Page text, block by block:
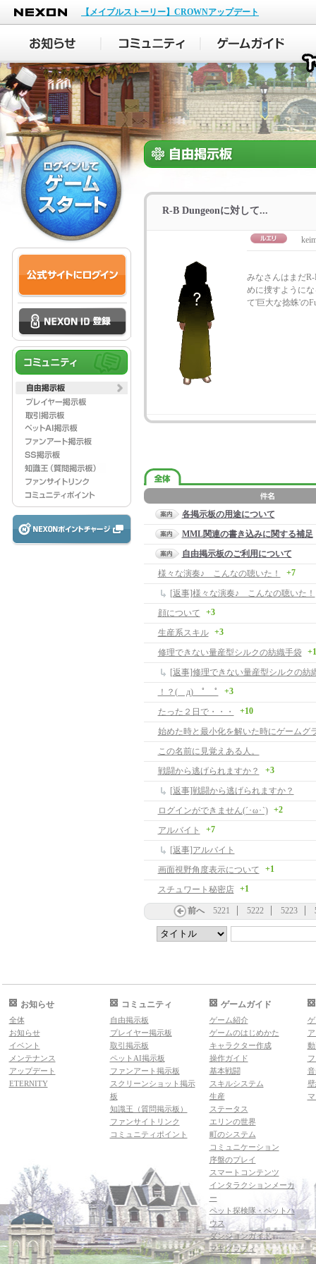
NEXON
【メイプルストーリー】CROWNアップデート
R-B Dungeonに対して...
みなさんはまだR-
めに捜すように
て'巨大な捻蛛'の
各掲示板の用途について
MML関連の書き込みに関する補足
自由掲示板のご利用について
様々な演奏♪ こんなの聴いた！
+7
[返事]様々な演奏♪ こんなの聴いた！
顔について
+3
生産系スキル +3
修理できない量産型シルクの紡織手袋 +1
[返事]修理できない量産型シルクの紡
！？( д) ﾟ ﾟ
+3
たった２日で・・・ +10
この名前に見覚えある人。
戦闘から逃げられますか？
+3
[返事]戦闘から逃げられますか？
ログインができません(´･ω･`)
+2
アルバイト +7
[返事]アルバイト
画面視野角度表示について
+1
スチュワート秘密店 +1
前へ 5221 5222 5223
お知らせ
全体
お知らせ
イベント
メンテナンス
アップデート
ETERNITY
コミュニティ
自由掲示板
プレイヤー掲示板
取引掲示板
ペットAI掲示板
ファンアート掲示板
スクリーンショット掲示
板
知識王（質問掲示板）
ファンサイトリンク
コミュニティポイント
ゲームガイド
ゲーム紹介
ゲームのはじめかた
キャラクター作成
操作ガイド
基本戦闘
スキルシステム
生産
ステータス
エリンの世界
町のシステム
コミュニケーション
序盤のプレイ
スマートコンテンツ
インタラクションメーカ
ー
ペット探検隊・ペットハ
ウス
ダンジョンガイド
マギグラフィ